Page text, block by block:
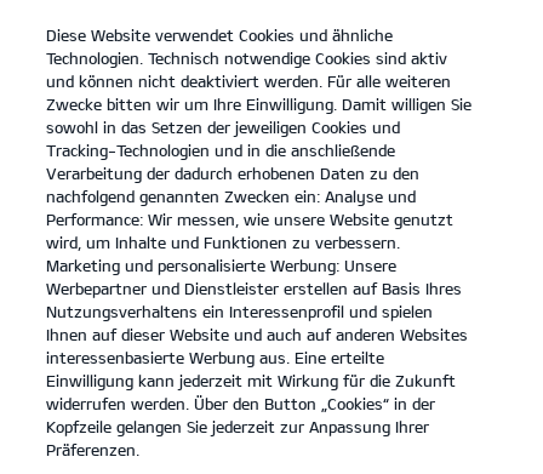
open
menu
KONTAKT
Der EV3
Konfigurator
... ... DER EV3
Der Kia EV3.
Eine Kraft, die bewegt.
Diese Website verwendet Cookies und ähnliche
Technologien. Technisch notwendige Cookies sind aktiv
und können nicht deaktiviert werden. Für alle weiteren
Zwecke bitten wir um Ihre Einwilligung. Damit willigen Sie
sowohl in das Setzen der jeweiligen Cookies und
Tracking-Technologien und in die anschließende
Verarbeitung der dadurch erhobenen Daten zu den
nachfolgend genannten Zwecken ein: Analyse und
Performance: Wir messen, wie unsere Website genutzt
wird, um Inhalte und Funktionen zu verbessern.
Marketing und personalisierte Werbung: Unsere
Werbepartner und Dienstleister erstellen auf Basis Ihres
Nutzungsverhaltens ein Interessenprofil und spielen
Ihnen auf dieser Website und auch auf anderen Websites
interessenbasierte Werbung aus. Eine erteilte
Einwilligung kann jederzeit mit Wirkung für die Zukunft
widerrufen werden. Über den Button „Cookies“ in der
Kopfzeile gelangen Sie jederzeit zur Anpassung Ihrer
Präferenzen.